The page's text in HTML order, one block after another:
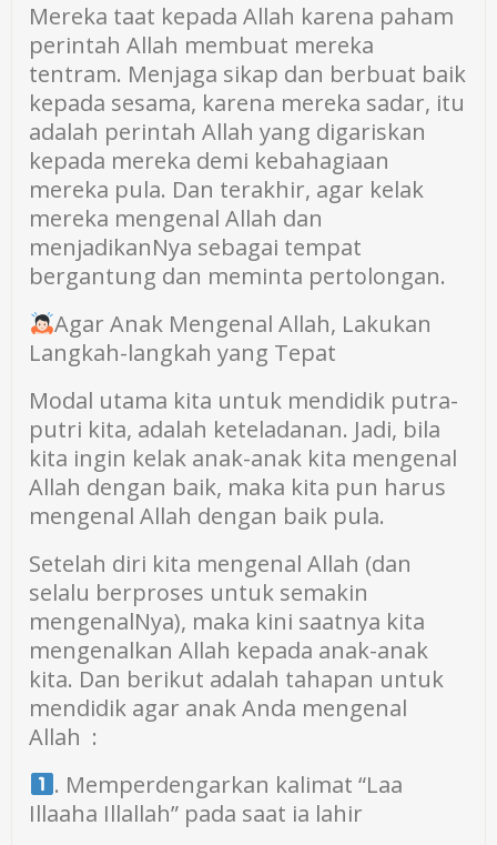
Mereka taat kepada Allah karena paham
perintah Allah membuat mereka
tentram. Menjaga sikap dan berbuat baik
kepada sesama, karena mereka sadar, itu
adalah perintah Allah yang digariskan
kepada mereka demi kebahagiaan
mereka pula. Dan terakhir, agar kelak
mereka mengenal Allah dan
menjadikanNya sebagai tempat
bergantung dan meminta pertolongan.
Agar Anak Mengenal Allah, Lakukan
Langkah-langkah yang Tepat
Modal utama kita untuk mendidik putra-
putri kita, adalah keteladanan. Jadi, bila
kita ingin kelak anak-anak kita mengenal
Allah dengan baik, maka kita pun harus
mengenal Allah dengan baik pula.
Setelah diri kita mengenal Allah (dan
selalu berproses untuk semakin
mengenalNya), maka kini saatnya kita
mengenalkan Allah kepada anak-anak
kita. Dan berikut adalah tahapan untuk
mendidik agar anak Anda mengenal
Allah :
. Memperdengarkan kalimat “Laa
Illaaha Illallah” pada saat ia lahir